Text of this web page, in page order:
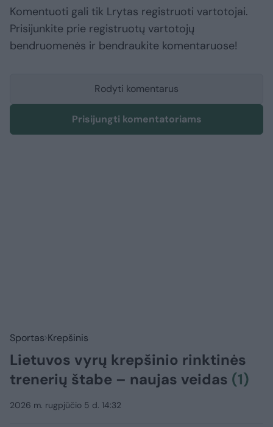
Komentuoti gali tik Lrytas registruoti vartotojai.
Prisijunkite prie registruotų vartotojų
bendruomenės ir bendraukite komentaruose!
Rodyti komentarus
Prisijungti komentatoriams
Sportas Krepšinis
Lietuvos vyrų krepšinio rinktinės
trenerių štabe – naujas veidas (1)
2026 m. rugpjūčio 5 d. 14:32